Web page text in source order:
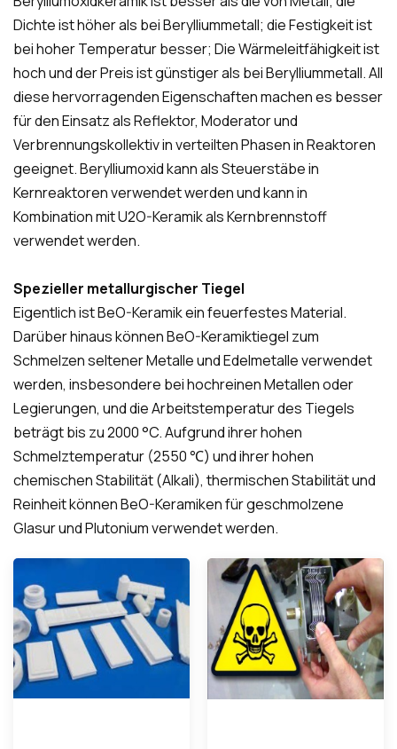
Dichte ist höher als bei Berylliummetall; die Festigkeit ist
bei hoher Temperatur besser; Die Wärmeleitfähigkeit ist
hoch und der Preis ist günstiger als bei Berylliummetall. All
diese hervorragenden Eigenschaften machen es besser
für den Einsatz als Reflektor, Moderator und
Verbrennungskollektiv in verteilten Phasen in Reaktoren
geeignet. Berylliumoxid kann als Steuerstäbe in
Kernreaktoren verwendet werden und kann in
Kombination mit U2O-Keramik als Kernbrennstoff
verwendet werden.
Spezieller metallurgischer Tiegel
Eigentlich ist BeO-Keramik ein feuerfestes Material.
Darüber hinaus können BeO-Keramiktiegel zum
Schmelzen seltener Metalle und Edelmetalle verwendet
werden, insbesondere bei hochreinen Metallen oder
Legierungen, und die Arbeitstemperatur des Tiegels
beträgt bis zu 2000 °C. Aufgrund ihrer hohen
Schmelztemperatur (2550 ℃) und ihrer hohen
chemischen Stabilität (Alkali), thermischen Stabilität und
Reinheit können BeO-Keramiken für geschmolzene
Glasur und Plutonium verwendet werden.